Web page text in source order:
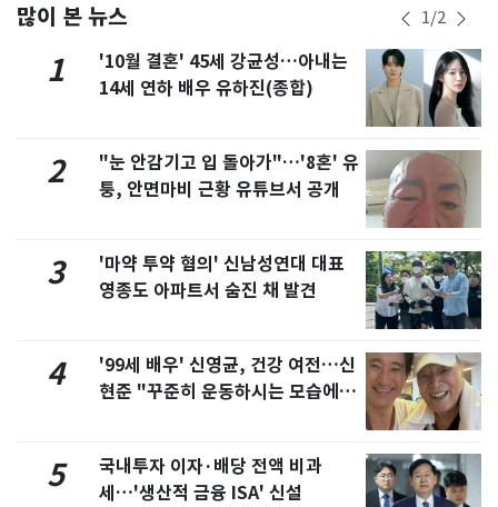
많이 본 뉴스 1/2
1
'10월 결혼' 45세 강균성…아내는
14세 연하 배우 유하진(종합)
2
"눈 안감기고 입 돌아가"…'8혼' 유
퉁, 안면마비 근황 유튜브서 공개
3
'마약 투약 혐의' 신남성연대 대표
영종도 아파트서 숨진 채 발견
4
'99세 배우' 신영균, 건강 여전…신
현준 "꾸준히 운동하시는 모습에 큰
5
국내투자 이자·배당 전액 비과
세…'생산적 금융 ISA' 신설